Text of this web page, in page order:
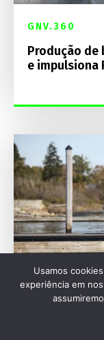
GNV.360
Produção de
e impulsiona
Usamos
experiência em